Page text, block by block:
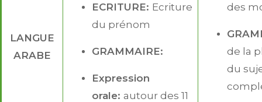
LANGUE
ARABE
ECRITURE: Ecriture
du prénom
GRAMMAIRE:
Expression
orale: autour des 11
des
de la
du